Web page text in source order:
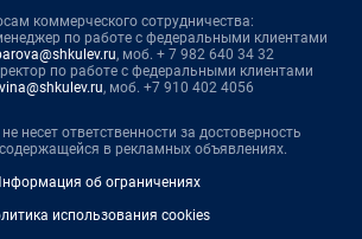
коммерческого сотрудничества:
по работе с федеральными клиентами
, моб. + 7 982 640 34 32
по работе с федеральными клиентами
, моб. +7 910 402 4056
несет ответственности за достоверность
в рекламных объявлениях.
об ограничениях
использования cookies